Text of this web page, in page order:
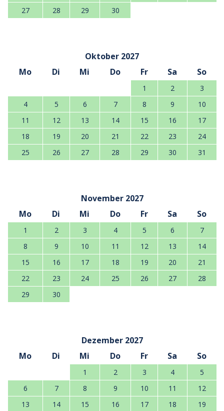
27
28 29 30
Oktober 2027
Mo
Di Mi Do Fr Sa So
1 2
3
4
5 6 7 8 9
10
11
12 13 14 15 16
17
18
19 20 21 22 23
24
25
26 27 28 29 30 31
November 2027
Mo
Di Mi Do Fr Sa So
1 2 3 4 5 6
7
8
9 10 11 12 13
14
15
16 17 18 19 20
21
22
23 24 25 26 27
28
29
30
Dezember 2027
Mo
Di Mi Do Fr Sa So
1 2 3 4
5
6
7 8 9 10 11
12
13
14 15 16 17 18
19